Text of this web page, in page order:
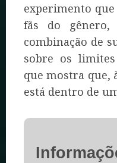
experimento
fãs do
combinação de
sobre os
que mostra que,
está dentro de